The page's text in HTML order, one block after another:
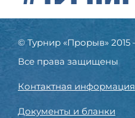
© Турнир «Прорыв» 2015
Все права защищены
Контактная информация
Документы и бланки